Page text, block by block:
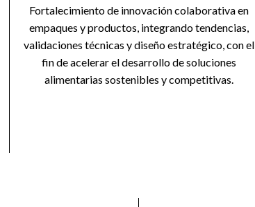
Fortalecimiento de innovación colaborativa en
empaques y productos, integrando tendencias,
validaciones técnicas y diseño estratégico, con el
fin de acelerar el desarrollo de soluciones
alimentarias sostenibles y competitivas.